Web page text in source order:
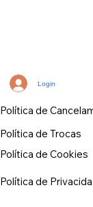
Política de
Política de Trocas
Política de Cookies
Política de
Login